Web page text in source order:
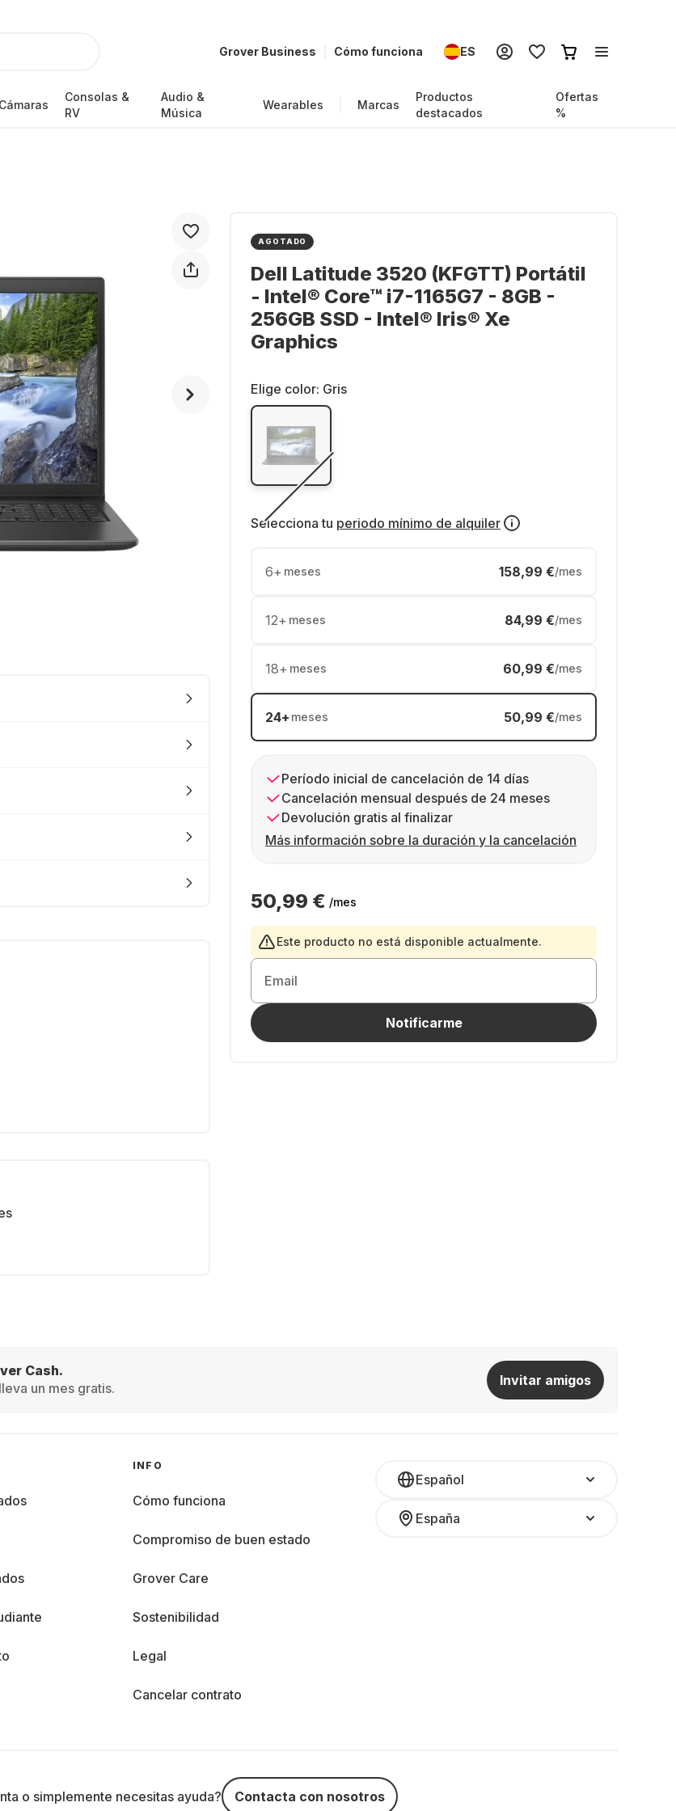
Grover Business Cómo funciona ES
Cámaras
Consolas &
RV
Audio &
Música
Wearables Marcas
Productos
destacados
Ofertas
%
AGOTADO
Dell Latitude 3520 (KFGTT) Portátil
- Intel® Core™ i7-1165G7 - 8GB -
256GB SSD - Intel® Iris® Xe
Graphics
Elige color: Gris
Selecciona tu periodo mínimo de alquiler
6+ meses 158,99 €/mes
12+ meses 84,99 €/mes
18+ meses 60,99 €/mes
24+ meses 50,99 €/mes
Período inicial de cancelación de 14 días
Cancelación mensual después de 24 meses
Devolución gratis al finalizar
Más información sobre la duración y la cancelación
50,99 € /mes
Este producto no está disponible actualmente.
Email
Notificarme
Cash.
un mes gratis.
Invitar amigos
Español
España
INFO
Cómo funciona
Compromiso de buen estado
Grover Care
Sostenibilidad
Legal
Cancelar contrato
o simplemente necesitas ayuda? Contacta con nosotros